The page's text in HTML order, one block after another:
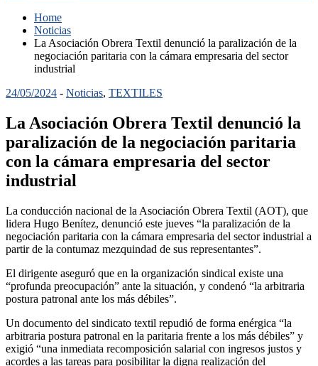
Home
Noticias
La Asociación Obrera Textil denunció la paralización de la
negociación paritaria con la cámara empresaria del sector
industrial
24/05/2024 - Noticias, TEXTILES
La Asociación Obrera Textil denunció la
paralización de la negociación paritaria
con la cámara empresaria del sector
industrial
La conducción nacional de la Asociación Obrera Textil (AOT), que
lidera Hugo Benítez, denunció este jueves “la paralización de la
negociación paritaria con la cámara empresaria del sector industrial a
partir de la contumaz mezquindad de sus representantes”.
El dirigente aseguró que en la organización sindical existe una
“profunda preocupación” ante la situación, y condenó “la arbitraria
postura patronal ante los más débiles”.
Un documento del sindicato textil repudió de forma enérgica “la
arbitraria postura patronal en la paritaria frente a los más débiles” y
exigió “una inmediata recomposición salarial con ingresos justos y
acordes a las tareas para posibilitar la digna realización del